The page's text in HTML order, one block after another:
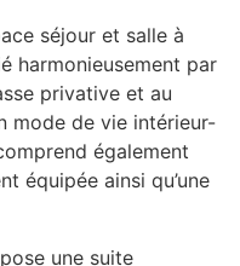
séjour et salle à
harmonieusement par
privative et au
mode de vie intérieur-
également
équipée ainsi qu’une
une suite